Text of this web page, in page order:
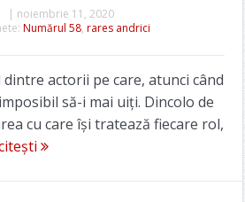
| noiembrie 11, 2020
Numărul 58, rares andrici
actorii pe care, atunci când
să-i mai uiți. Dincolo de
cu care își tratează fiecare rol,